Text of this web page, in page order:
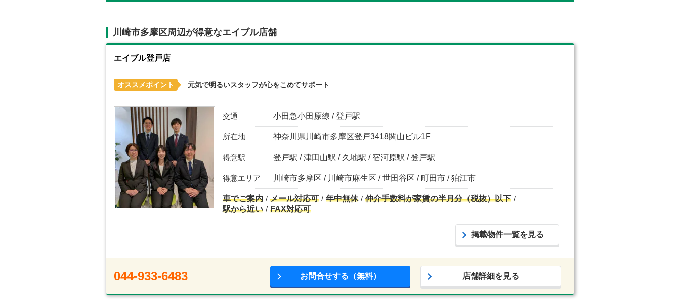
川崎市多摩区周辺が得意なエイブル店舗
エイブル登戸店
オススメポイント 元気で明るいスタッフが心をこめてサポート
交通 小田急小田原線 / 登戸駅
所在地 神奈川県川崎市多摩区登戸3418関山ビル1F
得意駅 登戸駅 / 津田山駅 / 久地駅 / 宿河原駅 / 登戸駅
得意エリア 川崎市多摩区 / 川崎市麻生区 / 世田谷区 / 町田市 / 狛江市
車でご案内 メール対応可 年中無休
仲介手数料が家賃の半月分（税抜）以下
駅から近い
FAX対応可
掲載物件一覧を見る
044-933-6483 お問合せする（無料） 店舗詳細を見る